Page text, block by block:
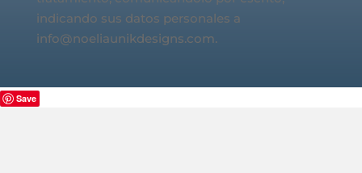
indicando sus datos personales a
info@noeliaunikdesigns.com.
Save